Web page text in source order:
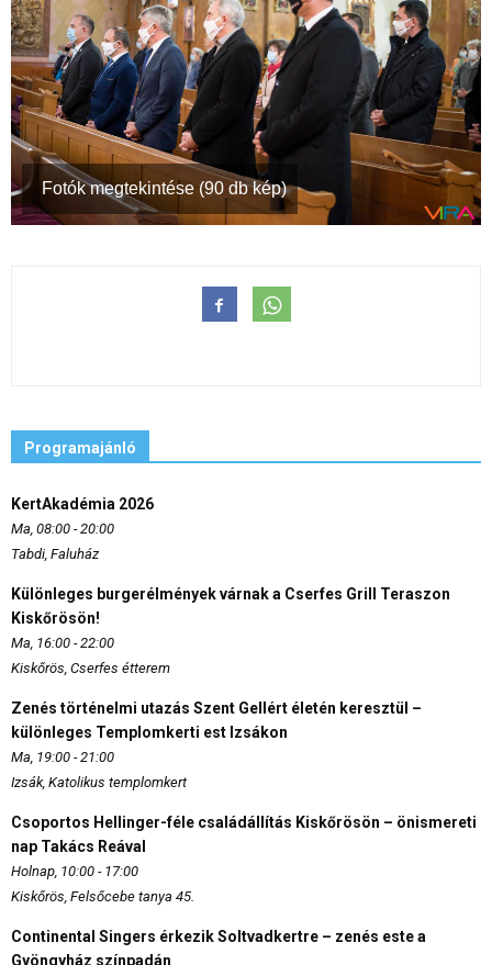
Fotók megtekintése (90 db kép)
Programajánló
KertAkadémia 2026
Ma, 08:00 - 20:00
Tabdi, Faluház
Különleges burgerélmények várnak a Cserfes Grill Teraszon
Kiskőrösön!
Ma, 16:00 - 22:00
Kiskőrös, Cserfes étterem
Zenés történelmi utazás Szent Gellért életén keresztül –
különleges Templomkerti est Izsákon
Ma, 19:00 - 21:00
Izsák, Katolikus templomkert
Csoportos Hellinger-féle családállítás Kiskőrösön – önismereti
nap Takács Reával
Holnap, 10:00 - 17:00
Kiskőrös, Felsőcebe tanya 45.
Continental Singers érkezik Soltvadkertre – zenés este a
Gyöngyház színpadán